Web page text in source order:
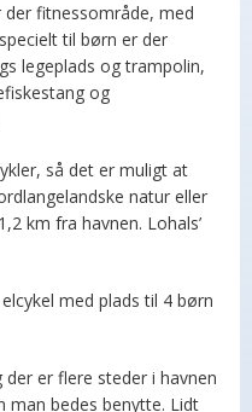
der fitnessområde, med
til børn er der
legeplads og trampolin,
og
så det er muligt at
natur eller
km fra havnen. Lohals’
med plads til 4 børn
er flere steder i havnen
man bedes benytte. Lidt